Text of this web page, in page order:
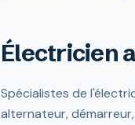
Électricien
Spécialistes de
alternateur,